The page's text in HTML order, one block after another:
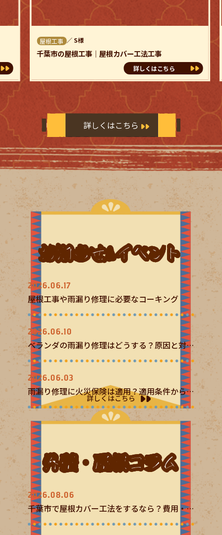
屋根工事 ／ S様
千葉市の屋根工事｜屋根カバー工法工事
詳しくはこちら
詳しくはこちら
お知らせ&イベント
2026.06.17
屋根工事や雨漏り修理に必要なコーキング
2026.06.10
ベランダの雨漏り修理はどうする？原因と対処
法
2026.06.03
雨漏り修理に火災保険は適用？適用条件から申
請の流れ
詳しくはこちら
外壁・屋根コラム
2026.08.06
千葉市で屋根カバー工法をするなら？費用・メ
リット・施工時のポイントを解説